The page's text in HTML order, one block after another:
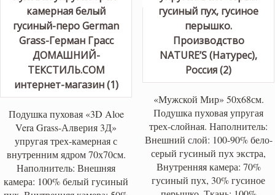
Подушка пуховая «3D Aloe
Vera Grass-Алверия 3Д»
упругая трех-камерная с
внутренним ядром 70х70см.
Наполнитель: Внешняя
камера: 100% белый гусиный
«Мужской Мир» 50х68см.
Подушка пуховая упругая
трех-слойная. Наполнитель:
Внешний слой: 100-90% бело-
серый гусиный пух экстра,
Внутренняя камера: 70%
гусиный пух, 30% гусиное